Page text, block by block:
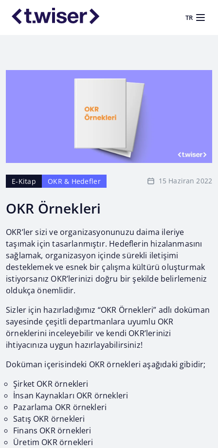
TR
E-Kitap OKR & Hedefler 15 Haziran 2022
OKR Örnekleri
OKR’ler sizi ve organizasyonunuzu daima ileriye
taşımak için tasarlanmıştır. Hedeflerin hizalanmasını
sağlamak, organizasyon içinde sürekli iletişimi
desteklemek ve esnek bir çalışma kültürü oluşturmak
istiyorsanız OKR’lerinizi doğru bir şekilde belirlemeniz
oldukça önemlidir.
Sizler için hazırladığımız “OKR Örnekleri” adlı doküman
sayesinde çeşitli departmanlara uyumlu OKR
örneklerini inceleyebilir ve kendi OKR’lerinizi
ihtiyacınıza uygun hazırlayabilirsiniz!
Doküman içerisindeki OKR örnekleri aşağıdaki gibidir;
Şirket OKR örnekleri
İnsan Kaynakları OKR örnekleri
Pazarlama OKR örnekleri
Satış OKR örnekleri
Finans OKR örnekleri
Üretim OKR örnekleri